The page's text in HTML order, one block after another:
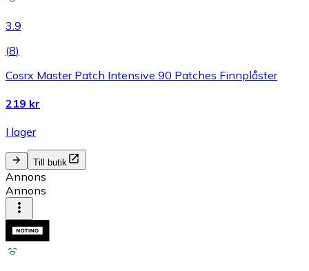
3.9
(8)
Cosrx Master Patch Intensive 90 Patches Finnplåster
219 kr
I lager
Till butik
Annons
Annons